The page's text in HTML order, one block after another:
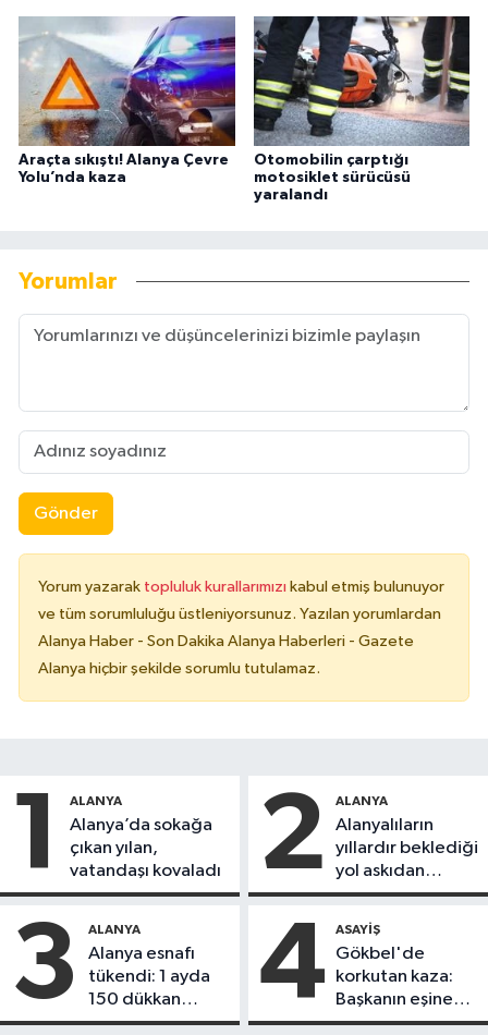
Araçta sıkıştı! Alanya Çevre
Yolu’nda kaza
Otomobilin çarptığı
motosiklet sürücüsü
yaralandı
Yorumlar
Gönder
Yorum yazarak topluluk kurallarımızı kabul etmiş bulunuyor
ve tüm sorumluluğu üstleniyorsunuz. Yazılan yorumlardan
Alanya Haber - Son Dakika Alanya Haberleri - Gazete
Alanya hiçbir şekilde sorumlu tutulamaz.
1 ALANYA
Alanya’da sokağa
çıkan yılan,
vatandaşı kovaladı
2 ALANYA
Alanyalıların
yıllardır beklediği
yol askıdan
döndü
3 ALANYA
Alanya esnafı
tükendi: 1 ayda
150 dükkan
kapandı
4 ASAYIŞ
Gökbel'de
korkutan kaza:
Başkanın eşine
motosiklet çarptı